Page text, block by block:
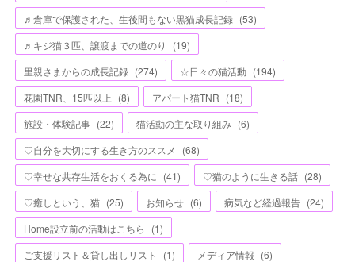
♬倉庫で保護された、生後間もない黒猫成長記録 (53)
♬キジ猫３匹、譲渡までの道のり
(19)
里親さまからの成長記録 (274) ☆日々の猫活動 (194)
花園TNR、15匹以上 (8) アパート猫TNR (18)
施設・体験記事 (22) 猫活動の主な取り組み (6)
♡自分を大切にする生き方のススメ
(68)
♡幸せな共存生活をおくる為に (41) ♡猫のように生きる話 (28)
♡癒しという、猫 (25) お知らせ (6) 病気など経過報告 (24)
Home設立前の活動はこちら
(1)
ご支援リスト＆貸し出しリスト
(1) メディア情報 (6)